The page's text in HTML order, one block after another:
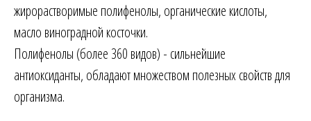
жирорастворимые полифенолы, органические кислоты,
масло виноградной косточки.
Полифенолы (более 360 видов) - сильнейшие
антиоксиданты, обладают множеством полезных свойств для
организма.